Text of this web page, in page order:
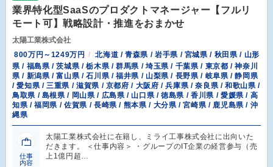
業界特化型SaaSのプロダクトマネージャー【フルリ
モート可】戦略設計・推進をおまかせ
太陽工業株式会社
800万円～1249万円
北海道 / 青森県 / 岩手県 / 宮城県 / 秋田県 / 山形
県 / 福島県 / 茨城県 / 栃木県 / 群馬県 / 埼玉県 / 千葉県 / 東京都 / 神奈川
県 / 新潟県 / 富山県 / 石川県 / 福井県 / 山梨県 / 長野県 / 岐阜県 / 静岡県
/ 愛知県 / 三重県 / 滋賀県 / 京都府 / 大阪府 / 兵庫県 / 奈良県 / 和歌山県 /
鳥取県 / 島根県 / 岡山県 / 広島県 / 山口県 / 徳島県 / 香川県 / 愛媛県 / 高
知県 / 福岡県 / 佐賀県 / 長崎県 / 熊本県 / 大分県 / 宮崎県 / 鹿児島県 / 沖
縄県
仕事
内容
太陽工業株式会社に在籍し、ミライ工事株式会社に出向いた
だきます。 ＜仕事内容＞ ・グループのIT企業の経営参与（売
上1億円超…